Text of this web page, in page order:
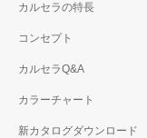
カルセラの特長
コンセプト
カルセラQ&A
カラーチャート
新カタログダウンロード